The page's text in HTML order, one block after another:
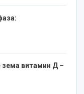
зема витамин Д –